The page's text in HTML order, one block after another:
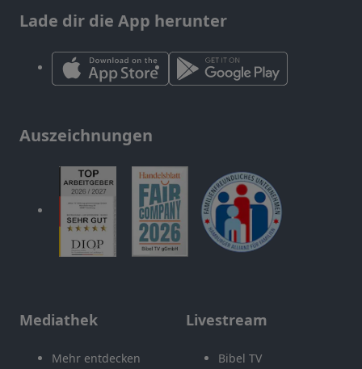
Lade dir die App herunter
Auszeichnungen
Mediathek
Mehr entdecken
Livestream
Bibel TV